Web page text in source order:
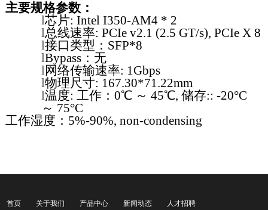
主要规格参数：
l芯片: IntelI350-AM4 * 2
l总线速率:PCIe v2.1 (2.5 GT/s), PCIe X 8
l接口类型： SFP*8
lBypass ：无
l网络传输速率: 1Gbps
l物理尺寸: 167.30*71.22mm
l温度:工作：0℃ ～ 45℃,储存:: -20°C
～ 75°C
工作湿度： 5%-90%, non-condensing
首页 关于我们 产品中心 新闻动态 人才招聘